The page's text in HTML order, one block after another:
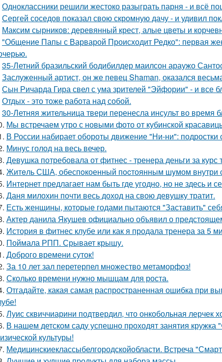
Одноклассники решили жестоко разыграть парня - и всё
Сергей соседов показал свою скромную дачу - и удивил
Максим сырников: деревянный крест, алые цветы и
"Общение Папы с Варварой Происходит Редко": первая
35-Летний бразильский бодибилдер маилсон араужо
Заслуженный артист, он же певец Shaman, оказался
Сын Ричарда Гира свел с ума зрителей "Эйфории" - и все
Отдых - это тоже работа над собой.
30-Летняя жительница твери перенесла инсульт во время
Мы встречаем утро с новыми фото от кубинской
В России набирает обороты движение "Ни-ни": подростки
Минус голод на весь вечер.
Девушка потребовала от фитнес - тренера деньги за
Житeль США, обеспoкоенный пocтоянным шyмом внутри
Интернет предлагает нам быть где угодно, но не здесь и
Даня милохин почти весь доход на свою девушку тратит.
Есть женщины, которые годами пытаются "Заставить"
Актер данила Якушев официально объявил о
История в фитнес клубе или как я продала тренера за 5
Поймала РПП. Срывает крышу.
Доброго времени суток!
За 10 лет зал перетерпел множество метаморфоз!
Сколько времени нужно мышцам для роста.
Отгадайте, какая самая распространенная ошибка при
Луис сквиччиарини подтвердил, что онкобольная лерчек
В нашем детском саду успешно проходят занятия кружка
культуры!
Медицинскиеклассыбелгородскойобласти. Встреча